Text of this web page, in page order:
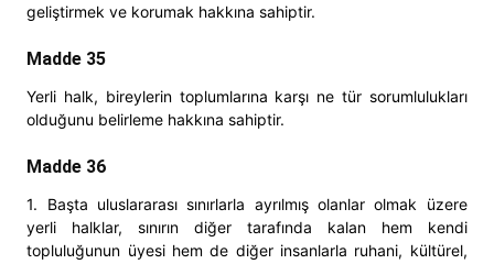
geliştirmek ve korumak hakkına sahiptir.
Madde 35
Yerli halk, bireylerin toplumlarına karşı ne tür sorumlulukları
olduğunu belirleme hakkına sahiptir.
Madde 36
1. Başta uluslararası sınırlarla ayrılmış olanlar olmak üzere
yerli halklar, sınırın diğer tarafında kalan hem kendi
topluluğunun üyesi hem de diğer insanlarla ruhani, kültürel,